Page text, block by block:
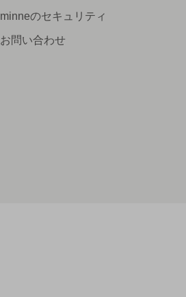
minneのセキュリティ
お問い合わせ